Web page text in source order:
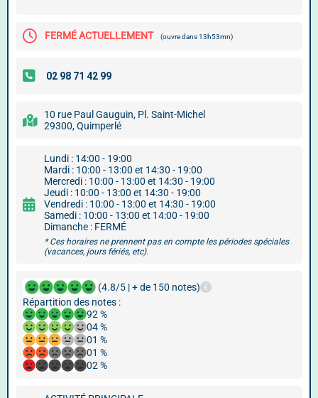
FERMÉ ACTUELLEMENT (ouvre dans 13h53mn)
10 rue Paul Gauguin, Pl. Saint-Michel
29300, Quimperlé
Lundi : 14:00 - 19:00
Mardi : 10:00 - 13:00 et 14:30 - 19:00
Mercredi : 10:00 - 13:00 et 14:30 - 19:00
Jeudi : 10:00 - 13:00 et 14:30 - 19:00
Vendredi : 10:00 - 13:00 et 14:30 - 19:00
Samedi : 10:00 - 13:00 et 14:00 - 19:00
Dimanche : FERMÉ
* Ces horaires ne prennent pas en compte les périodes spéciales
(vacances, jours fériés, etc).
(4.8/5 | + de 150 notes)
Répartition des notes :
92 %
04 %
01 %
01 %
02 %